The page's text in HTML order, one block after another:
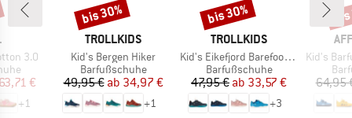
3.0
Preis
€
+1
MARKE
TROLLKIDS
Artikel
Kid's Bergen Hiker
Produktgruppe
Barfußschuhe
Preis
49,95 € reduzierter Preis
ab 34,97 €
+1
Rabatt
bis 30%
MARKE
TROLLKIDS
Artikel
Kid's Eikefjord Barefoot Hiker
Produktgruppe
Barfußschuhe
Preis
47,95 € reduzierter Preis
ab 33,57 €
+3
Rabatt
bis 30%
Artikel
Kid's
64,95